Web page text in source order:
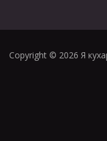
Copyright © 2026 Я